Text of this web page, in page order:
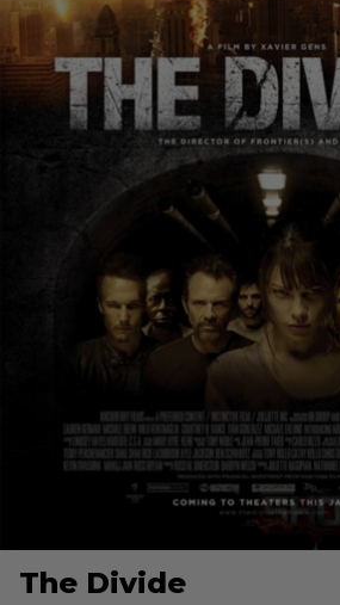
The Divide